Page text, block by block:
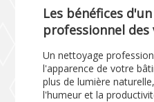
Les bénéfices
professionnel des
Un nettoyage
l'apparence de votre
plus de lumière
l'humeur et la